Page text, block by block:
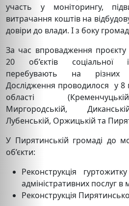
участь у моніторингу,
витрачання коштів на
довіри до влади. І з боку
За час впровадження проєкту
20 об’єктів соціальної
перебувають на різних
Дослідження проводилося у 8
області
Миргородській,
Лубенській, Оржицькій та
У Пирятинській громаді до
об’єкти:
Реконструкція
адміністративних послуг
Реконструкція